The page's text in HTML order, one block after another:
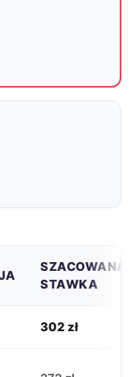
SZACOWANA
STAWKA
302 zł